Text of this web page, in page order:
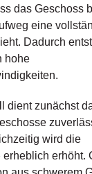
das Geschoss
eine
Dadurch
hohe
dient zunächst
wird die
erhöht.